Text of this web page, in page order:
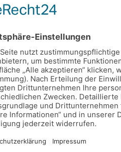
einmal im Monat zu
ist der 2. Sonntag im Monat
jeden Monat Menschen
Stück selbstgebackenem
Monat.